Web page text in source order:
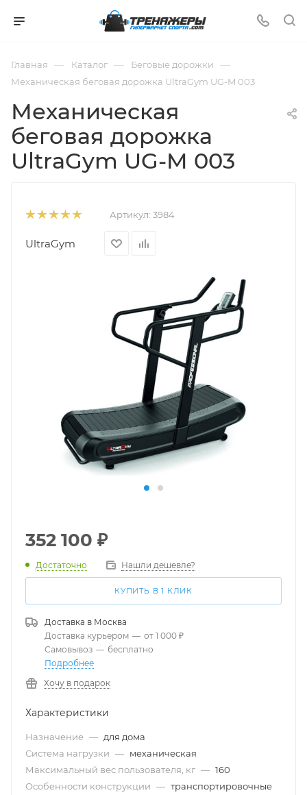
Главная — Каталог — Беговые дорожки —
Механическая беговая дорожка UltraGym UG-M 003
Механическая
беговая дорожка
UltraGym UG-M 003
Артикул: 3984
UltraGym
352 100 ₽
Достаточно Нашли дешевле?
КУПИТЬ В 1 КЛИК
Доставка в Москва
Доставка курьером — от 1 000 ₽
Самовывоз — бесплатно
Подробнее
Хочу в подарок
Характеристики
Назначение — для дома
Система нагрузки — механическая
Максимальный вес пользователя, кг — 160
Особенности конструкции — транспортировочные